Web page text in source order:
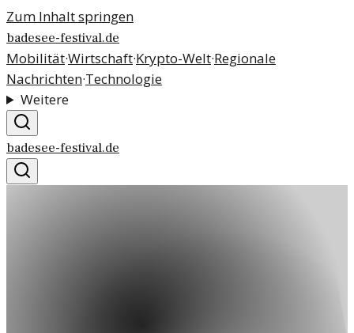
Zum Inhalt springen
badesee-festival.de
Mobilität·Wirtschaft·Krypto-Welt·Regionale
Nachrichten·Technologie
Weitere
badesee-festival.de